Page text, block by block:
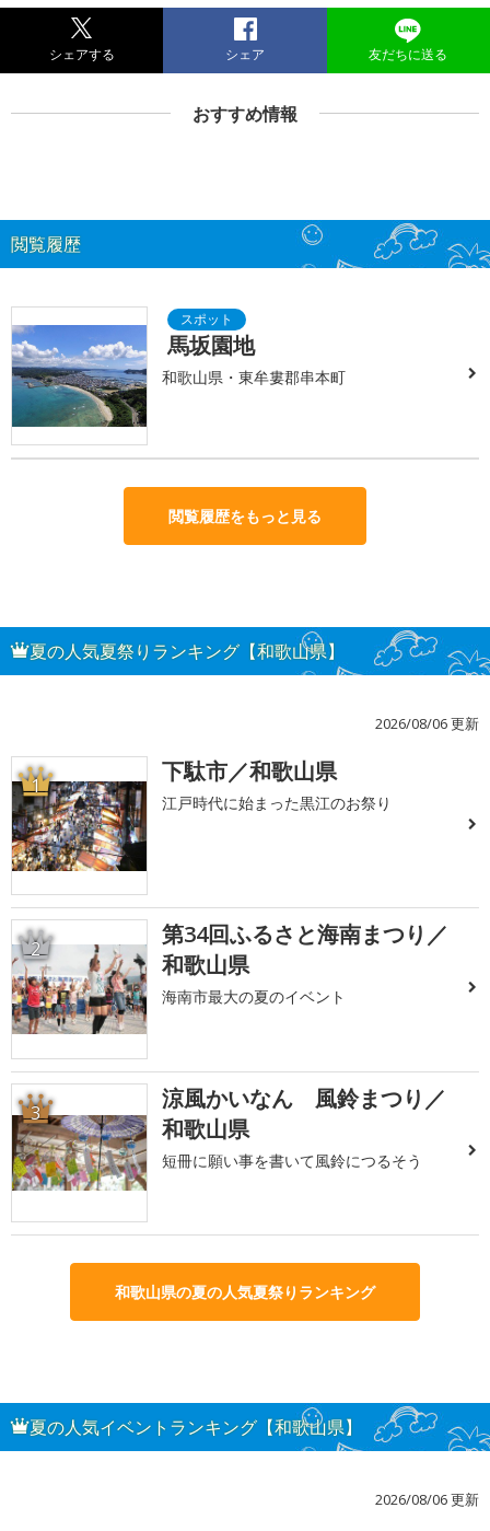
シェアする シェア 友だちに送る
おすすめ情報
閲覧履歴
馬坂園地
和歌山県・東牟婁郡串本町
閲覧履歴をもっと見る
夏の人気夏祭りランキング【和歌山県】
2026/08/06 更新
1 下駄市／和歌山県
江戸時代に始まった黒江のお祭り
2
第34回ふるさと海南まつり／
和歌山県
海南市最大の夏のイベント
3
涼風かいなん 風鈴まつり／
和歌山県
短冊に願い事を書いて風鈴につるそう
和歌山県の夏の人気夏祭りランキング
夏の人気イベントランキング【和歌山県】
2026/08/06 更新